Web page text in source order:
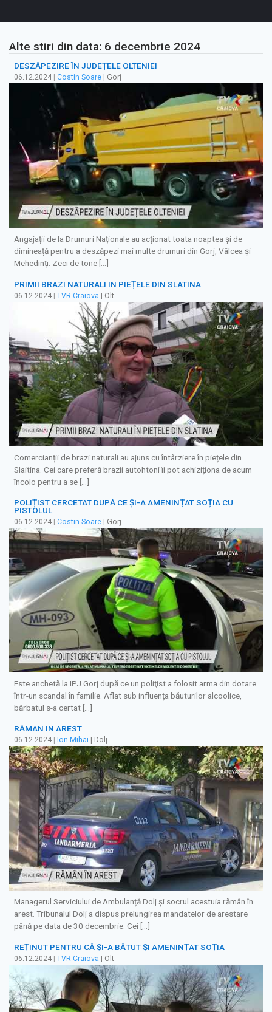
Alte stiri din data: 6 decembrie 2024
DESZĂPEZIRE ÎN JUDEȚELE OLTENIEI
06.12.2024 Costin Soare | Gorj
Angajații de la Drumuri Naționale au acționat toata noaptea și de
dimineață pentru a deszăpezi mai multe drumuri din Gorj, Vâlcea și
Mehedinți. Zeci de tone […]
PRIMII BRAZI NATURALI ÎN PIEȚELE DIN SLATINA
06.12.2024 | TVR Craiova | Olt
Comercianții de brazi naturali au ajuns cu întârziere în piețele din
Slaitina. Cei care preferă brazii autohtoni îi pot achiziționa de acum
încolo pentru a se […]
POLIȚIST CERCETAT DUPĂ CE ȘI-A AMENINȚAT SOȚIA CU
PISTOLUL
06.12.2024 Costin Soare | Gorj
Este anchetă la IPJ Gorj după ce un poliţist a folosit arma din dotare
într-un scandal în familie. Aflat sub influența băuturilor alcoolice,
bărbatul s-a certat […]
RĂMÂN ÎN AREST
06.12.2024 Ion Mihai | Dolj
Managerul Serviciului de Ambulanță Dolj și socrul acestuia rămân în
arest. Tribunalul Dolj a dispus prelungirea mandatelor de arestare
până pe data de 30 decembrie. Cei […]
REȚINUT PENTRU CĂ ȘI-A BĂTUT ȘI AMENINȚAT SOȚIA
06.12.2024 | TVR Craiova | Olt